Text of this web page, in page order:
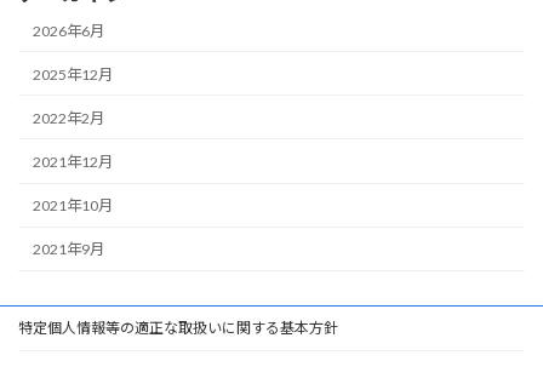
2026年6月
2025年12月
2022年2月
2021年12月
2021年10月
2021年9月
特定個人情報等の適正な取扱いに関する基本方針